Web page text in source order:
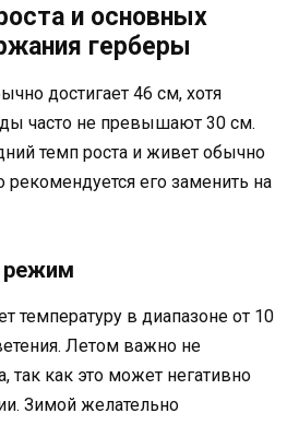
и основных
герберы
достигает 46 см, хотя
часто не превышают 30 см.
темп роста и живет обычно
рекомендуется его заменить на
режим
температуру в диапазоне от 10
Летом важно не
так как это может негативно
Зимой желательно